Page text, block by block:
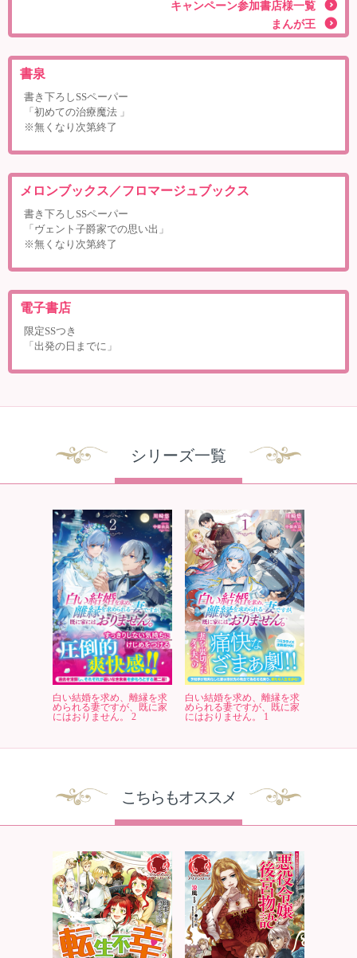
キャンペーン参加書店様一覧
まんが王
書泉
書き下ろしSSペーパー
「初めての治療魔法 」
※無くなり次第終了
メロンブックス／フロマージュブックス
書き下ろしSSペーパー
「ヴェント子爵家での思い出」
※無くなり次第終了
電子書店
限定SSつき
「出発の日までに」
シリーズ一覧
白い結婚を求め、離縁を求
められる妻ですが、既に家
にはおりません。 2
白い結婚を求め、離縁を求
められる妻ですが、既に家
にはおりません。 1
こちらもオススメ